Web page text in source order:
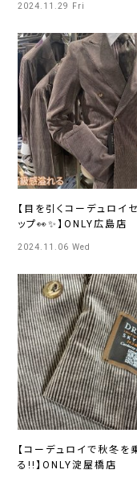
2024.11.29 Fri
【目を引くコーデュロイ
ップ👀✨】ONLY広島店
2024.11.06 Wed
【コーデュロイで秋冬を
る!!】ONLY淀屋橋店